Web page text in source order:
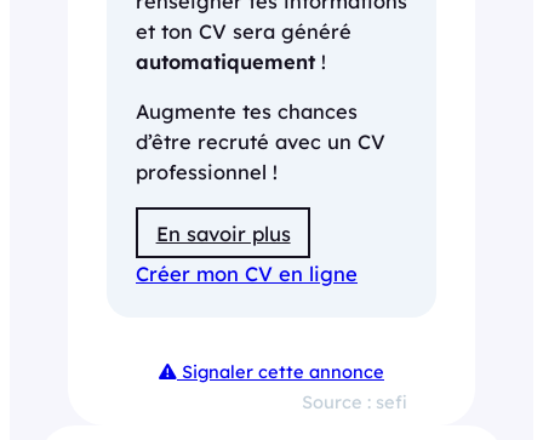
et ton CV sera généré
automatiquement!
Augmente tes chances
d’être recruté avec un CV
professionnel !
En savoir plus
Créer mon CV en ligne
Signaler cette annonce
Source : sefi